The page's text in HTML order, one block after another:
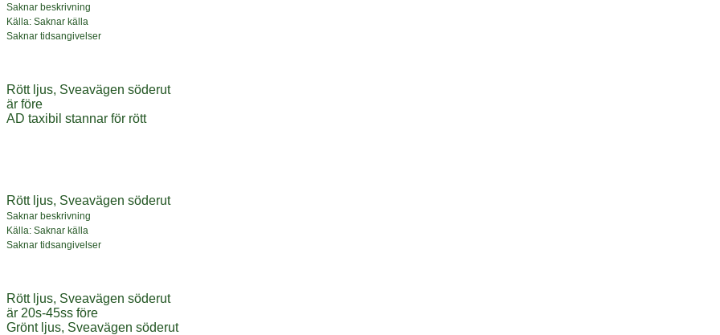
Saknar beskrivning
Källa: Saknar källa
Saknar tidsangivelser
Rött ljus, Sveavägen söderut
är före
AD taxibil stannar för rött
Rött ljus, Sveavägen söderut
Saknar beskrivning
Källa: Saknar källa
Saknar tidsangivelser
Rött ljus, Sveavägen söderut
är 20s-45ss före
Grönt ljus, Sveavägen söderut